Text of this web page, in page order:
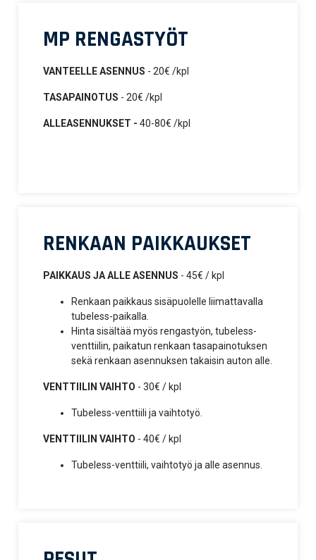
MP RENGASTYÖT
VANTEELLE ASENNUS - 20€ /kpl
TASAPAINOTUS - 20€ /kpl
ALLEASENNUKSET - 40-80€ /kpl
RENKAAN PAIKKAUKSET
PAIKKAUS JA ALLE ASENNUS - 45€ / kpl
Renkaan paikkaus sisäpuolelle liimattavalla
tubeless-paikalla.
Hinta sisältää myös rengastyön, tubeless-
venttiilin, paikatun renkaan tasapainotuksen
sekä renkaan asennuksen takaisin auton alle.
VENTTIILIN VAIHTO - 30€ / kpl
Tubeless-venttiili ja vaihtotyö.
VENTTIILIN VAIHTO - 40€ / kpl
Tubeless-venttiili, vaihtotyö ja alle asennus.